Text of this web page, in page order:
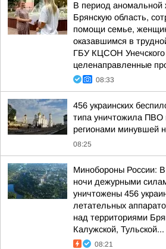
В период
Брянскую область,
помощи семье,
оказавшимся в
ГБУ КЦСОН Унечского
целенаправленные
08:33
456 украинских
типа уничтожила ПВО
регионами минувшей
08:25
Минобороны России:
ночи дежурными
уничтожены 456
летательных
над территориями
Калужской, Тульской...
08:21